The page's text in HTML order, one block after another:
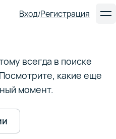
Вход/Регистрация
всегда в поиске
какие еще
момент.